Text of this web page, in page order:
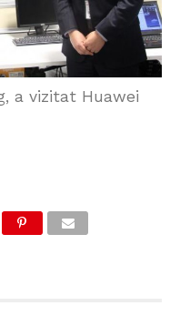
a vizitat Huawei